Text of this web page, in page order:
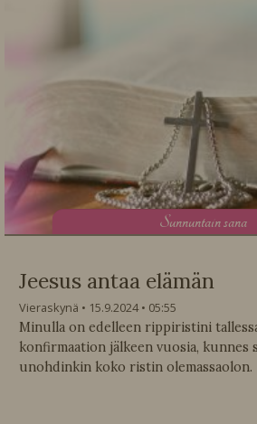
Sunnuntain sana
Jeesus antaa elämän
Vieraskynä 15.9.2024
05:55
Minulla on edelleen rippiristini
konfirmaation jälkeen vuosia, kunnes
unohdinkin koko ristin olemassaolon.